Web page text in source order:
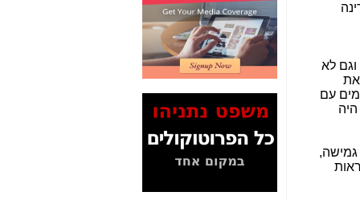
לא
את
עם
גמישה,
חשיפת מה שאילנה
דיין לא פרסמה ב"ערוץ
2" על תעלולי השר
משה כחלון -כאן
המשך חשיפת הבלוף
ששמו "מהפיכת
הסלולר" ואיך מסרסים
כאן
סיכום ביקור בסיליקון